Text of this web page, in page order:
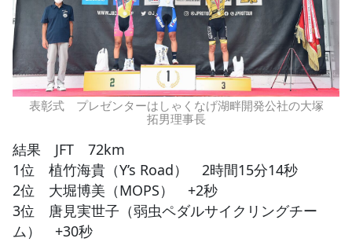
表彰式 プレゼンターはしゃくなげ湖畔開発公社の大塚
拓男理事長
結果 JFT 72km
1位 植竹海貴（Y’s Road） 2時間15分14秒
2位 大堀博美（MOPS） +2秒
3位 唐見実世子（弱虫ペダルサイクリングチー
ム） +30秒